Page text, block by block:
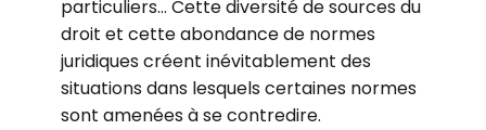
particuliers… Cette diversité de sources du
droit et cette abondance de normes
juridiques créent inévitablement des
situations dans lesquels certaines normes
sont amenées à se contredire.